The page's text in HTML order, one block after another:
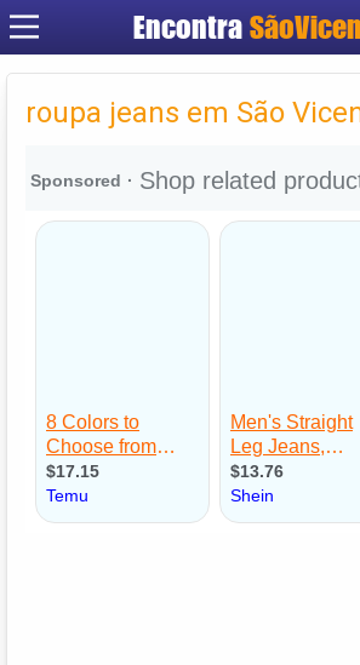
Encontra
Cadastrar
Fazer login
Criar conta
roupa jeans em São